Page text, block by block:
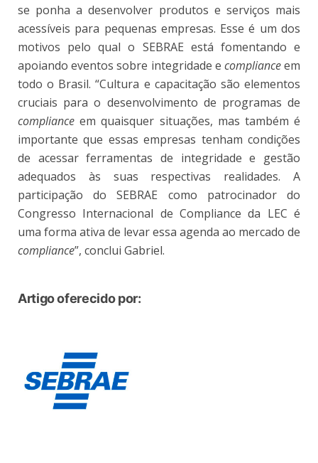
se ponha a desenvolver produtos e serviços mais
acessíveis para pequenas empresas. Esse é um dos
motivos pelo qual o SEBRAE está fomentando e
apoiando eventos sobre integridade e complianceem
todo o Brasil. “Cultura e capacitação são elementos
cruciais para o desenvolvimento de programas de
compliance em quaisquer situações, mas também é
importante que essas empresas tenham condições
de acessar ferramentas de integridade e gestão
adequados às suas respectivas realidades. A
participação do SEBRAE como patrocinador do
Congresso Internacional de Compliance da LEC é
uma forma ativa de levar essa agenda ao mercado de
compliance”, conclui Gabriel.
Artigo oferecido por: